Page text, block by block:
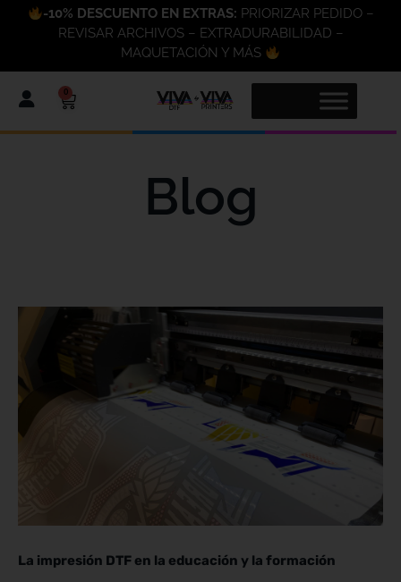
-10% DESCUENTO EN EXTRAS: PRIORIZAR PEDIDO –
REVISAR ARCHIVOS – EXTRADURABILIDAD –
MAQUETACIÓN Y MÁS
0
Blog
La impresión DTF en la educación y la formación